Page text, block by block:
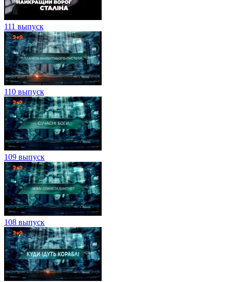
111 выпуск
110 выпуск
109 выпуск
108 выпуск